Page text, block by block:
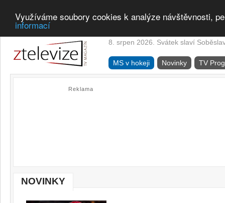
Využíváme soubory cookies k analýze návštěvnosti,
informací
8. srpen 2026. Svátek slaví
MS v hokeji Novinky TV
Reklama
NOVINKY